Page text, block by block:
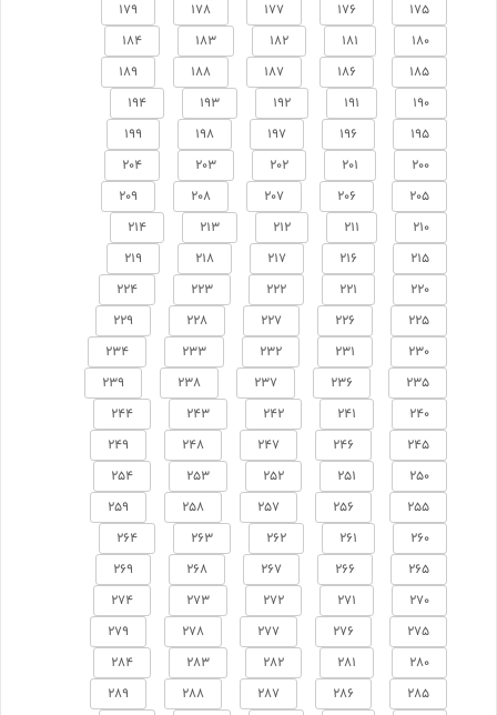
175
176
177
178
179
180
181
182
183
184
185
186
187
188
189
190
191
192
193
194
195
196
197
198
199
200
201
202
203
204
205
206
207
208
209
210
211
212
213
214
215
216
217
218
219
220
221
222
223
224
225
226
227
228
229
230
231
232
233
234
235
236
237
238
239
240
241
242
243
244
245
246
247
248
249
250
251
252
253
254
255
256
257
258
259
260
261
262
263
264
265
266
267
268
269
270
271
272
273
274
275
276
277
278
279
280
281
282
283
284
285
286
287
288
289